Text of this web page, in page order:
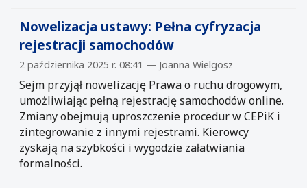
Nowelizacja ustawy: Pełna cyfryzacja
rejestracji samochodów
2 października 2025 r. 08:41 — Joanna Wielgosz
Sejm przyjął nowelizację Prawa o ruchu drogowym,
umożliwiając pełną rejestrację samochodów online.
Zmiany obejmują uproszczenie procedur w CEPiK i
zintegrowanie z innymi rejestrami. Kierowcy
zyskają na szybkości i wygodzie załatwiania
formalności.